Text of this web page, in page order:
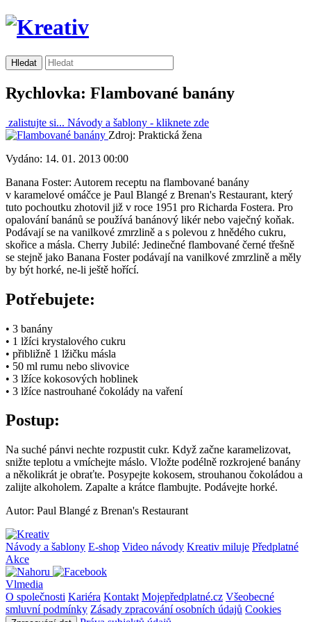
Rychlovka: Flambované banány
zalistujte si... Návody a šablony - kliknete zde
Zdroj: Praktická žena
Vydáno: 14. 01. 2013 00:00
Banana Foster: Autorem receptu na flambované banány
v karamelové omáčce je Paul Blangé z Brenan's Restaurant, který
tuto pochoutku zhotovil již v roce 1951 pro Richarda Fostera. Pro
opalování banánů se používá banánový likér nebo vaječný koňak.
Podávají se na vanilkové zmrzlině a s polevou z hnědého cukru,
skořice a másla. Cherry Jubilé: Jedinečné flambované černé třešně
se stejně jako Banana Foster podávají na vanilkové zmrzlině a měly
by být horké, ne-li ještě hořící.
Potřebujete:
• 3 banány
• 1 lžíci krystalového cukru
• přibližně 1 lžičku másla
• 50 ml rumu nebo slivovice
• 3 lžíce kokosových hoblinek
• 3 lžíce nastrouhané čokolády na vaření
Postup:
Na suché pánvi nechte rozpustit cukr. Když začne karamelizovat,
snižte teplotu a vmíchejte máslo. Vložte podélně rozkrojené banány
a několikrát je obraťte. Posypejte kokosem, strouhanou čokoládou a
zalijte alkoholem. Zapalte a krátce flambujte. Podávejte horké.
Autor: Paul Blangé z Brenan's Restaurant
Návody a šablony E-shop Video návody Kreativ miluje Předplatné
Akce
Vlmedia
O společnosti Kariéra Kontakt Mojepředplatné.cz Všeobecné
smluvní podmínky Zásady zpracování osobních údajů Cookies